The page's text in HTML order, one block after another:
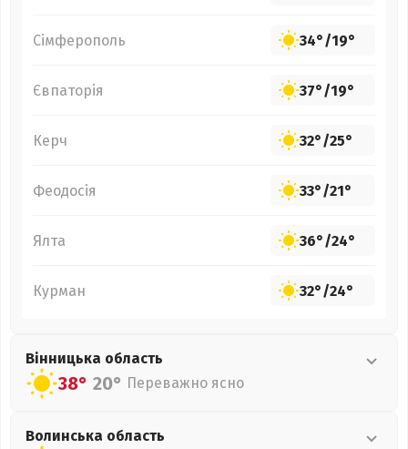
Сімферополь 34°/19°
Євпаторія 37°/19°
Керч 32°/25°
Феодосія 33°/21°
Ялта 36°/24°
Курман 32°/24°
Вінницька область
38° 20° Переважно ясно
Волинська область